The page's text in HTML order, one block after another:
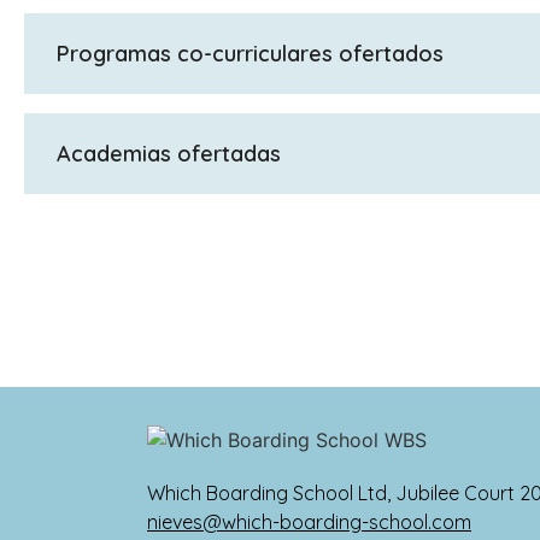
GCSE; IGCSE; GCSE en 1 año; A Levels; Bachillerato
Programas co-curriculares ofertados
Programa de clubes: Club de arte y textiles, Club
Club de cuidado de ponis, Club de robótica, Club
Inglesa, Sociedad de Matemáticas, Sociedad de
Academias ofertadas
Which Boarding School Ltd, Jubilee Court
nieves@which-boarding-school.com